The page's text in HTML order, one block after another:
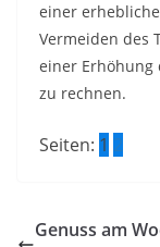
einer
Vermeiden des
einer Erhöhung
zu rechnen.
Seiten: 1 2
Genuss am